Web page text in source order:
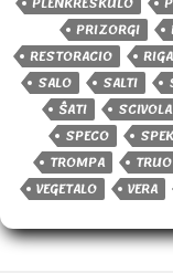
PRIZORGI
RESTORACIO
SALO
SALTI
ŜATI
SCIVOLA
SPECO
TROMPA
TRUO
VEGETALO
VERA